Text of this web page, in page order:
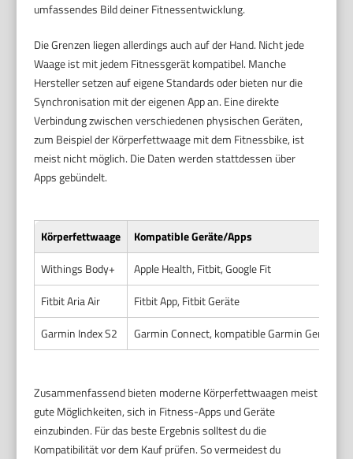
umfassendes Bild deiner Fitnessentwicklung.
Die Grenzen liegen allerdings auch auf der Hand. Nicht jede
Waage ist mit jedem Fitnessgerät kompatibel. Manche
Hersteller setzen auf eigene Standards oder bieten nur die
Synchronisation mit der eigenen App an. Eine direkte
Verbindung zwischen verschiedenen physischen Geräten,
zum Beispiel der Körperfettwaage mit dem Fitnessbike, ist
meist nicht möglich. Die Daten werden stattdessen über
Apps gebündelt.
Körperfettwaage Kompatible Geräte/Apps
Withings Body+
Apple Health, Fitbit, Google Fit
Fitbit Aria Air
Fitbit App, Fitbit Geräte
Garmin Index S2
Garmin Connect, kompatible Garmin Geräte
Zusammenfassend bieten moderne Körperfettwaagen meist
gute Möglichkeiten, sich in Fitness-Apps und Geräte
einzubinden. Für das beste Ergebnis solltest du die
Kompatibilität vor dem Kauf prüfen. So vermeidest du